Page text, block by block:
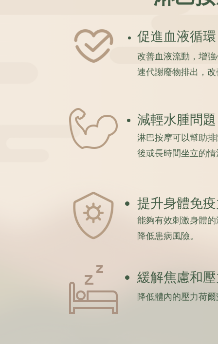
促進血液循
改善血液流動，增
速代謝廢物排出，
減輕水腫問題
淋巴按摩可以幫助
後或長時間坐立的
提升身體免
能夠有效刺激身體
降低患病風險。
緩解焦慮和
降低體內的壓力荷